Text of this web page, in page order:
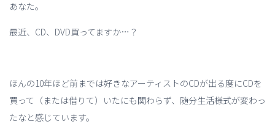
あなた。
最近、CD、DVD買ってますか…？
ほんの10年ほど前までは好きなアーティストのCDが出る度にCDを
買って（または借りて）いたにも関わらず、随分生活様式が変わっ
たなと感じています。